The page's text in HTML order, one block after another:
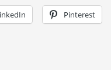
Pinterest